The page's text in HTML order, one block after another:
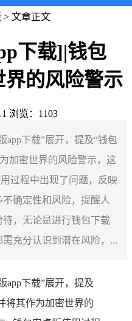
> 文章正文
下载]|钱包
的风险警示
浏览：1103
app下载”展开，提及“钱包
加密世界的风险警示，这
过程中出现了问题，反映
确定性和风险，提醒人
，无论是进行钱包下载
充分认识到潜在风险，...
app下载”展开，提及
将其作为加密世界的